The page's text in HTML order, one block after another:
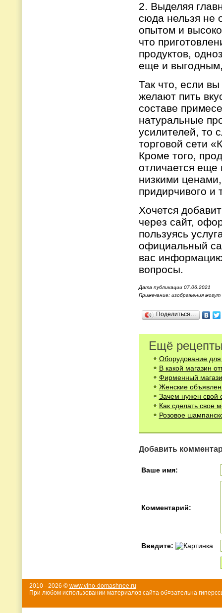
2. Выделяя
сюда нельзя не
опытом и
что
продуктов,
еще и
Так что, если
желают пить
составе
натуральные
усилителей, то
торговой сети
Кроме того,
отличается
низкими
придирчивого и
Хочется
через сайт,
пользуясь
официальный
вас
вопросы.
Дата публикации 07.06.2021
Примечание: изображения
Поделиться…
Ещё
Оборудование для
В какой магазин
Фирменный
Женские
Зачем нужен свой
Как сделать свое
Розовое
Добавить
Ваше имя:
Комментарий:
Введите:
2010 - 2026 © www.vino-domashnee.ru
При любом использовании материалов сайта об¤зательна